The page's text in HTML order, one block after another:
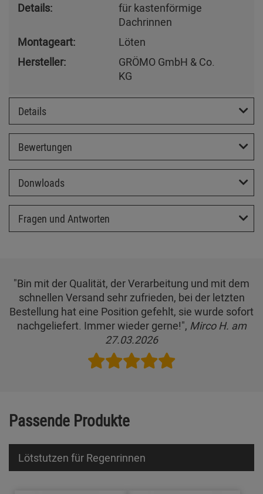
Details:
für kastenförmige
Dachrinnen
Montageart:
Löten
Hersteller:
GRÖMO GmbH & Co.
KG
Details
Bewertungen
Donwloads
Fragen und Antworten
"Bin mit der Qualität, der Verarbeitung und mit dem
schnellen Versand sehr zufrieden, bei der letzten
Bestellung hat eine Position gefehlt, sie wurde sofort
nachgeliefert. Immer wieder gerne!", Mirco H. am
27.03.2026
Passende Produkte
Lötstutzen für Regenrinnen